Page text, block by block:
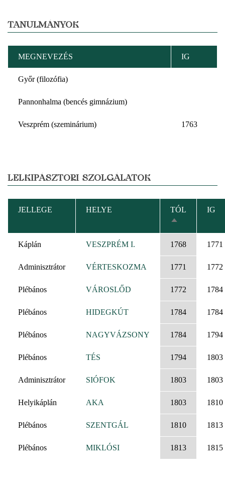
TANULMÁNYOK
MEGNEVEZÉS IG
Győr (filozófia)
Pannonhalma (bencés gimnázium)
Veszprém (szeminárium) 1763
LELKIPÁSZTORI SZOLGÁLATOK
JELLEGE HELYE
TÓL
CSÖKKENŐ
RENDEZÉS
IG
Káplán VESZPRÉM I. 1768 1771
Adminisztrátor VÉRTESKOZMA 1771 1772
Plébános VÁROSLŐD 1772 1784
Plébános HIDEGKÚT 1784 1784
Plébános NAGYVÁZSONY 1784 1794
Plébános TÉS 1794 1803
Adminisztrátor SIÓFOK 1803 1803
Helyikáplán AKA 1803 1810
Plébános SZENTGÁL 1810 1813
Plébános MIKLÓSI 1813 1815